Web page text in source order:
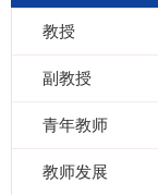
教授
副教授
青年教师
教师发展